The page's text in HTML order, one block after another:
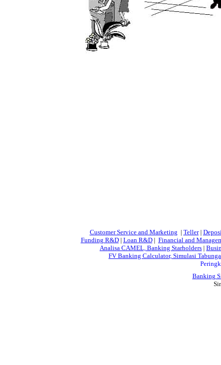
Customer Service and Marketing | Teller|
Funding R&D| Loan R&D| Financial and
Analisa CAMEL, Banking Starholders |
FV Banking Calculator, Simulasi
Banking